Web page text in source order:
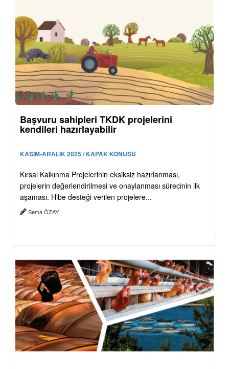
Başvuru sahipleri TKDK projelerini
kendileri hazırlayabilir
KASIM-ARALIK 2025 / KAPAK KONUSU
Kırsal Kalkınma Projelerinin eksiksiz hazırlanması,
projelerin değerlendirilmesi ve onaylanması sürecinin ilk
aşaması. Hibe desteği verilen projelere...
Sema ÖZAY